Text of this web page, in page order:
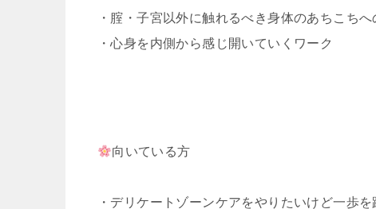
・腟・子宮以外に触れるべき身体のあちこちへ
・心身を内側から感じ開いていくワーク
向いている方
・デリケートゾーンケアをやりたいけど一歩